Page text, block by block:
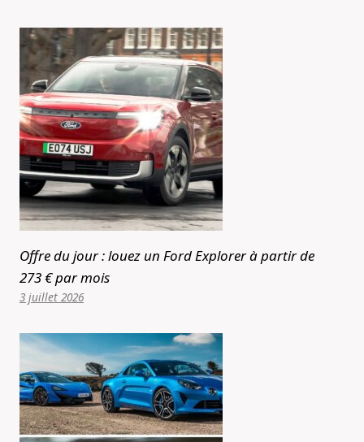
Offre du jour : louez un Ford Explorer à partir de
273 € par mois
3 juillet 2026